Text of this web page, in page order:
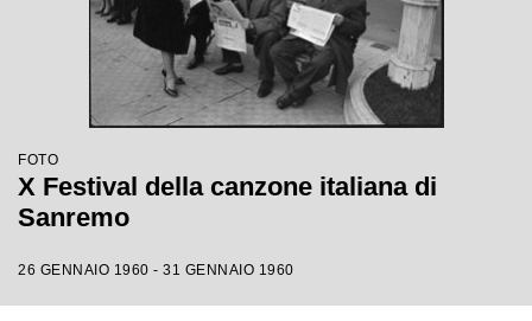
FOTO
X Festival della canzone italiana di
Sanremo
26 GENNAIO 1960 - 31 GENNAIO 1960